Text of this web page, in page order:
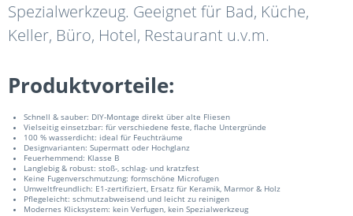
Spezialwerkzeug. Geeignet für Bad, Küche,
Keller, Büro, Hotel, Restaurant u.v.m.
Produktvorteile:
Schnell & sauber: DIY-Montage direkt über alte Fliesen
Vielseitig einsetzbar: für verschiedene feste, flache Untergründe
100 % wasserdicht: ideal für Feuchträume
Designvarianten: Supermatt oder Hochglanz
Feuerhemmend: Klasse B
Langlebig & robust: stoß-, schlag- und kratzfest
Keine Fugenverschmutzung: formschöne Microfugen
Umweltfreundlich: E1-zertifiziert, Ersatz für Keramik, Marmor & Holz
Pflegeleicht: schmutzabweisend und leicht zu reinigen
Modernes Klicksystem: kein Verfugen, kein Spezialwerkzeug